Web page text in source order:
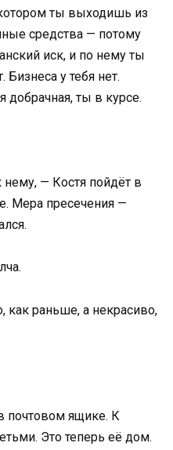
ты выходишь из
средства — потому
иск, и по нему ты
Бизнеса у тебя нет.
добрачная, ты в курсе.
— Костя пойдёт в
Мера пресечения —
как раньше, а некрасиво,
почтовом ящике. К
Это теперь её дом.